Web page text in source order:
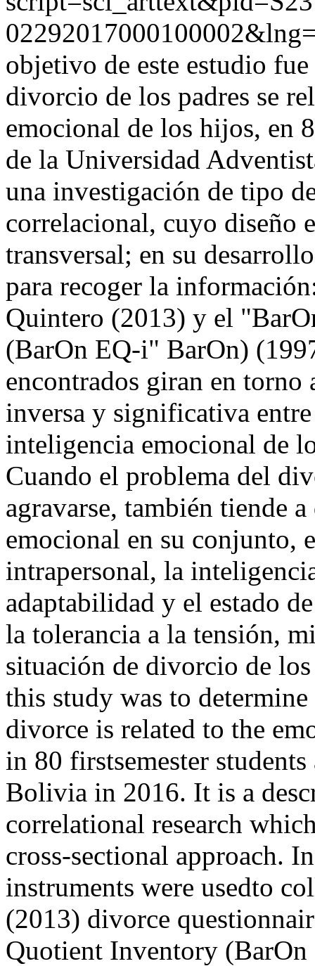
objetivo de este estudio
divorcio de los padres se
emocional de los hijos, en
de la Universidad
una investigación de tipo
correlacional, cuyo diseño
transversal; en su
para recoger la
Quintero (2013) y el
(BarOn EQ-i" BarOn)
encontrados giran en torno
inversa y significativa
inteligencia emocional de
Cuando el problema del
agravarse, también tiende
emocional en su conjunto,
intrapersonal, la
adaptabilidad y el estado
la tolerancia a la tensión,
situación de divorcio de
this study was to
divorce is related to the
in 80 firstsemester
Bolivia in 2016. It is a
correlational research
cross-sectional approach.
instruments were usedto
(2013) divorce
Quotient Inventory